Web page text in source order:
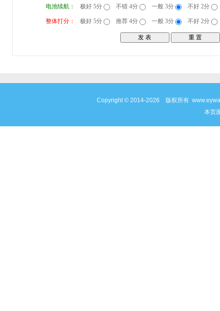
电池续航： 极好 5分 不错 4分 一般 3分 不好 2分
整体打分： 极好 5分 推荐 4分 一般 3分 不好 2分
Copyright © 2014-2026 版权所有
本页